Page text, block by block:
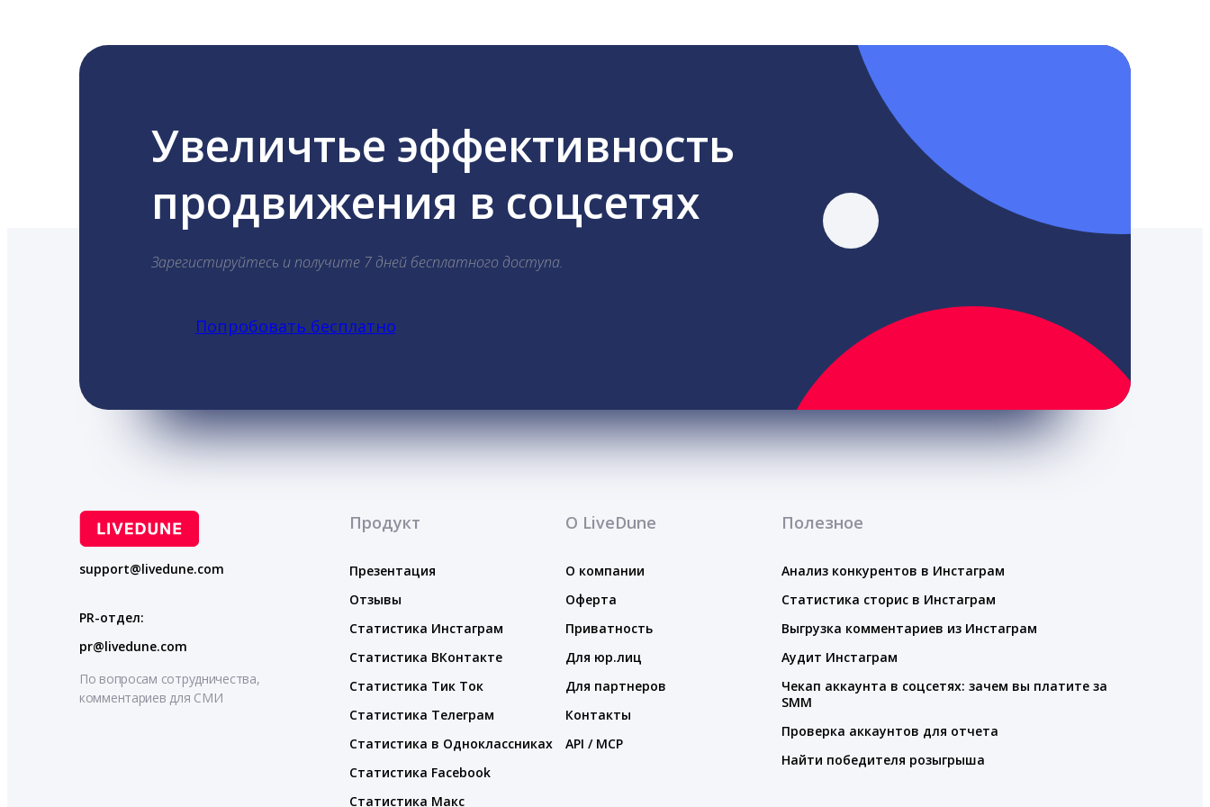
Увеличтье эффективность
продвижения в соцсетях
Зарегистируйтесь и получите 7 дней бесплатного доступа.
Попробовать бесплатно
support@livedune.com
PR-отдел:
pr@livedune.com
По вопросам сотрудничества,
комментариев для СМИ
Продукт
Презентация
Отзывы
Статистика Инстаграм
Статистика ВКонтакте
Статистика Тик Ток
Статистика Телеграм
Статистика в Одноклассниках
Статистика Facebook
Статистика Макс
О LiveDune
О компании
Оферта
Приватность
Для юр.лиц
Для партнеров
Контакты
API / MCP
Полезное
Анализ конкурентов в Инстаграм
Статистика сторис в Инстаграм
Выгрузка комментариев из Инстаграм
Аудит Инстаграм
Чекап аккаунта в соцсетях: зачем вы платите за
SMM
Проверка аккаунтов для отчета
Найти победителя розыгрыша